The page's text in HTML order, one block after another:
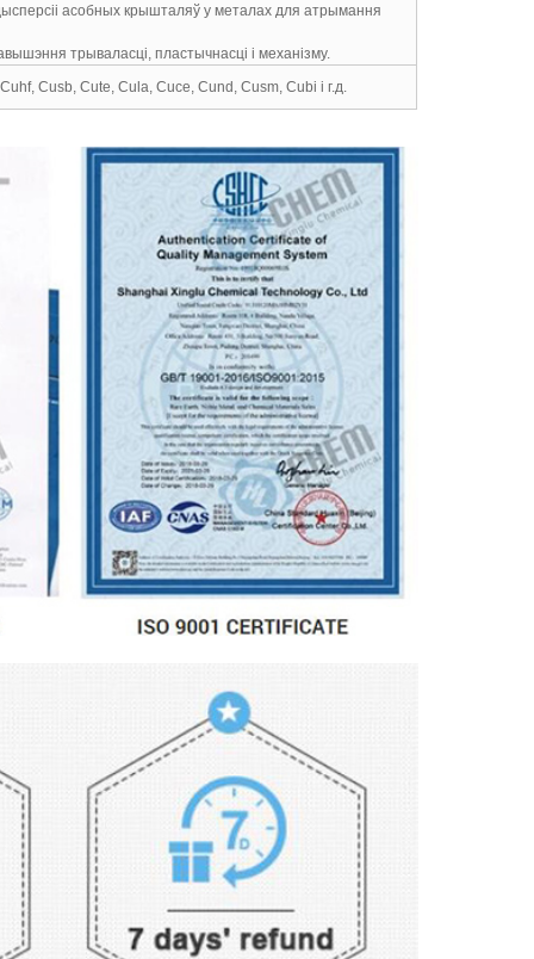
асобных крышталяў у металах для атрымання
трываласці, пластычнасці і механізму.
Cusb, Cute, Cula, Cuce, Cund, Cusm, Cubi і г.д.